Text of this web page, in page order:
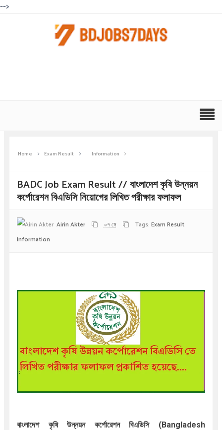
-->
Home Exam Result Information
BADC Job Exam Result // বাংলাদেশ কৃষি উন্নয়ন
কর্পোরেশন বিএডিসি নিয়োগের লিখিত পরীক্ষার ফলাফল
Airin Akter ০৭ মে Tags: Exam Result
Information
বাংলাদেশ কৃষি উন্নয়ন কর্পোরেশন বিএডিসি(Bangladesh